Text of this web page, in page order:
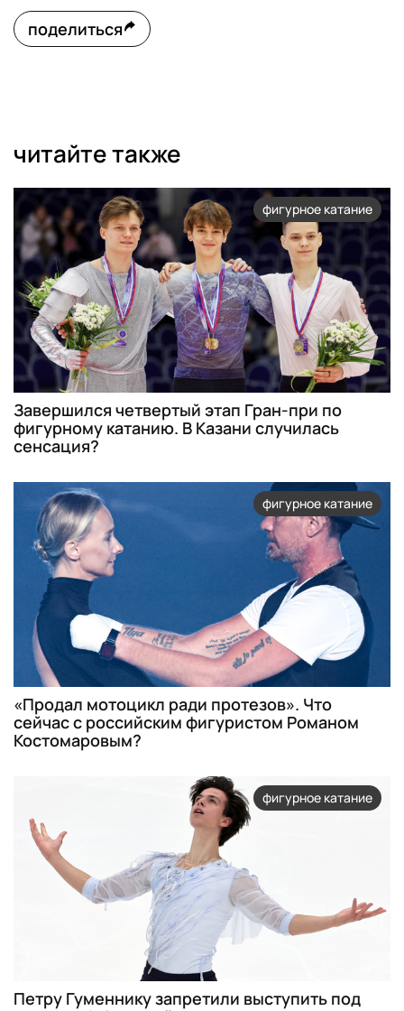
поделиться
читайте также
фигурное катание
Завершился четвертый этап Гран-при по
фигурному катанию. В Казани случилась
сенсация?
фигурное катание
«Продал мотоцикл ради протезов». Что
сейчас с российским фигуристом Романом
Костомаровым?
фигурное катание
Петру Гуменнику запретили выступить под